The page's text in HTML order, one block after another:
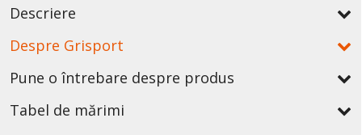
Descriere
Despre Grisport
Pune o întrebare despre produs
Tabel de mărimi